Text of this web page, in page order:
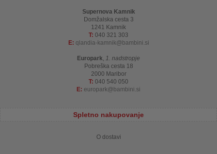
Supernova Kamnik
Domžalska cesta 3
1241 Kamnik
T: 040 321 303
E: qlandia-kamnik bambini.si
Europark, 1. nadstropje
Pobreška cesta 18
2000 Maribor
T: 040 540 050
E: europark bambini.si
Spletno nakupovanje
O dostavi